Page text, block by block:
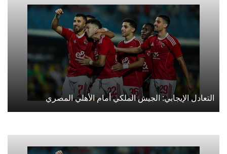
التعادل الإيجابي: الجيش الملكي أمام الأهلي المصري